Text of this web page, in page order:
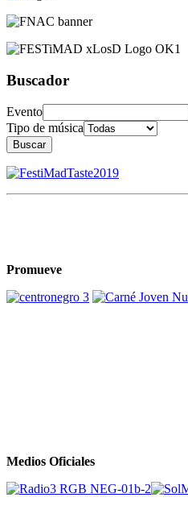
Buscador
Evento
Tipo de música
Buscar
Promueve
Medios Oficiales